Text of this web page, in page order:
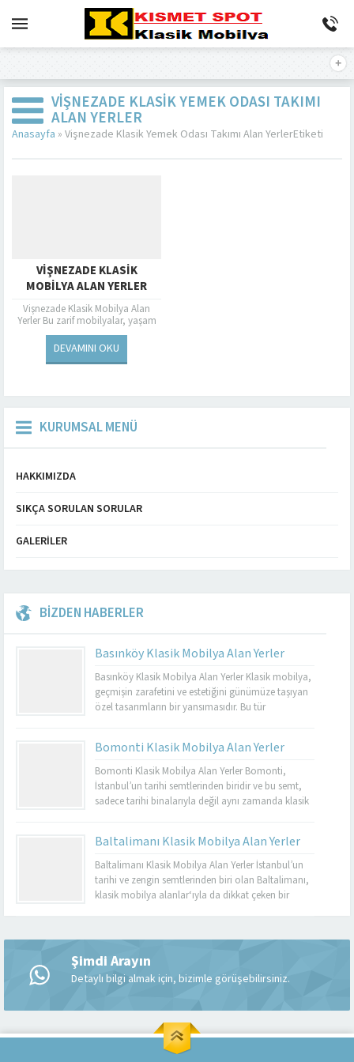
VIŞNEZADE KLASIK YEMEK ODASI TAKIMI
ALAN YERLER
Anasayfa » Vişnezade Klasik Yemek Odası Takımı Alan YerlerEtiketi
VIŞNEZADE KLASIK
MOBILYA ALAN YERLER
Vişnezade Klasik Mobilya Alan
Yerler Bu zarif mobilyalar, yaşam
alanlarınıza adeta bir şaheser gibi
değer katar. İşte tam da bu...
DEVAMINI OKU
KURUMSAL MENÜ
HAKKIMIZDA
SIKÇA SORULAN SORULAR
GALERILER
BİZDEN HABERLER
Basınköy Klasik Mobilya Alan Yerler
Basınköy Klasik Mobilya Alan Yerler Klasik mobilya,
geçmişin zarafetini ve estetiğini günümüze taşıyan
özel tasarımların bir yansımasıdır. Bu tür
mobilya alan yerler, bu tür özel parçaları
değerlendirmek isteyenler için mükemmel bir
seçenektir. Eğer siz de eski mobilyalarınızı satmayı...
Bomonti Klasik Mobilya Alan Yerler
Bomonti Klasik Mobilya Alan Yerler Bomonti,
İstanbul’un tarihi semtlerinden biridir ve bu semt,
sadece tarihi binalarıyla değil aynı zamanda klasik
bir semt olup, bu semtte klasik mobilyaları sevenler
için birçok seçenek sunmaktadır. Bomonti klasik
mobilya...
Baltalimanı Klasik Mobilya Alan Yerler
Baltalimanı Klasik Mobilya Alan Yerler İstanbul’un
tarihi ve zengin semtlerinden biri olan Baltalimanı,
klasik mobilya alanlar‘ıyla da dikkat çeken bir
mobilya ürünlerini bulabileceğiniz birçok
mağazaya ev sahipliği yapmaktadır. Bu makalede,
Baltalimanı klasik mobilya alan yerler hakkında...
Şimdi Arayın
Detaylı bilgi almak için, bizimle görüşebilirsiniz.
Cevap Yaz